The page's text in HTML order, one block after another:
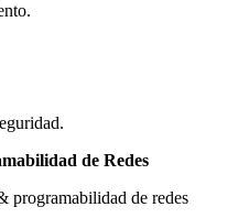
de Redes
programabilidad de redes